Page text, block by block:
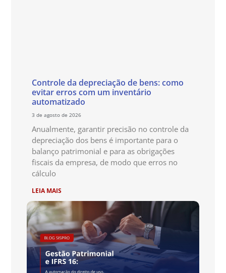
Controle da depreciação de bens: como
evitar erros com um inventário
automatizado
3 de agosto de 2026
Anualmente, garantir precisão no controle da
depreciação dos bens é importante para o
balanço patrimonial e para as obrigações
fiscais da empresa, de modo que erros no
cálculo
LEIA MAIS